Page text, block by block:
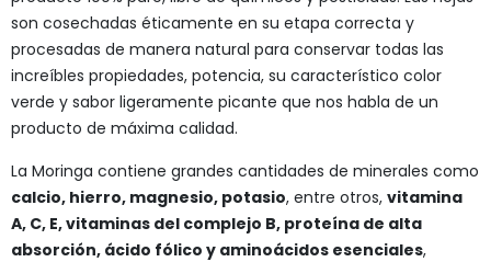
son cosechadas éticamente en su etapa correcta y
procesadas de manera natural para conservar todas las
increíbles propiedades, potencia, su característico color
verde y sabor ligeramente picante que nos habla de un
producto de máxima calidad.
La Moringa contiene grandes cantidades de minerales como
calcio, hierro, magnesio, potasio, entre otros, vitamina
A, C, E, vitaminas del complejo B, proteína de alta
absorción, ácido fólico y aminoácidos esenciales,